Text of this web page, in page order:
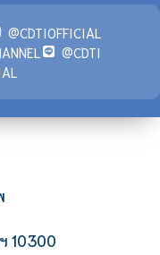
@CDTIOFFICIAL
@CDTI
10300